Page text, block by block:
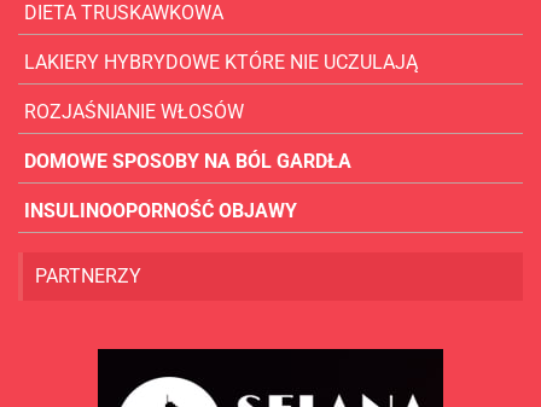
DIETA TRUSKAWKOWA
LAKIERY HYBRYDOWE KTÓRE NIE UCZULAJĄ
ROZJAŚNIANIE WŁOSÓW
DOMOWE SPOSOBY NA BÓL GARDŁA
INSULINOOPORNOŚĆ OBJAWY
PARTNERZY